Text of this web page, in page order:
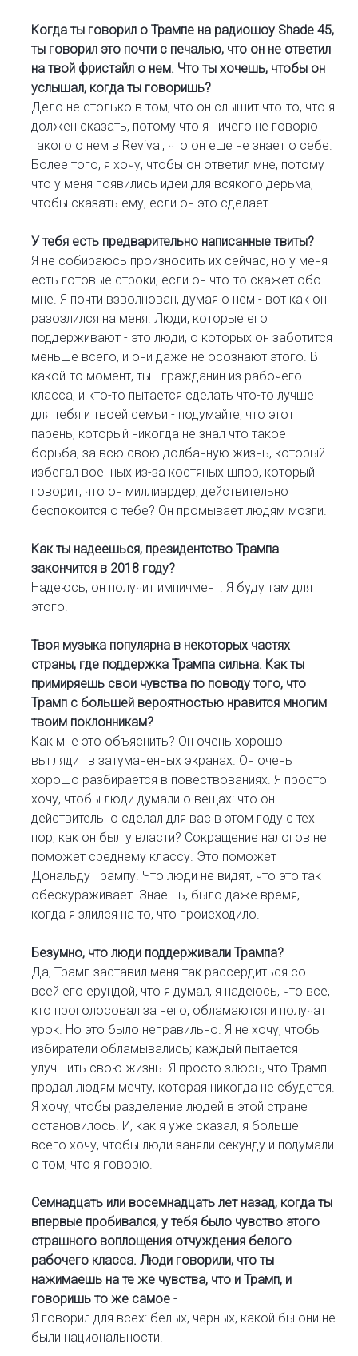
Когда ты говорил о Трампе на радиошоу Shade 45,
ты говорил это почти с печалью, что он не ответил
на твой фристайл о нем. Что ты хочешь, чтобы он
услышал, когда ты говоришь?
Дело не столько в том, что он слышит что-то, что я
должен сказать, потому что я ничего не говорю
такого о нем в Revival, что он еще не знает о себе.
Более того, я хочу, чтобы он ответил мне, потому
что у меня появились идеи для всякого дерьма,
чтобы сказать ему, если он это сделает.
У тебя есть предварительно написанные твиты?
Я не собираюсь произносить их сейчас, но у меня
есть готовые строки, если он что-то скажет обо
мне. Я почти взволнован, думая о нем - вот как он
разозлился на меня. Люди, которые его
поддерживают - это люди, о которых он заботится
меньше всего, и они даже не осознают этого. В
какой-то момент, ты - гражданин из рабочего
класса, и кто-то пытается сделать что-то лучше
для тебя и твоей семьи - подумайте, что этот
парень, который никогда не знал что такое
борьба, за всю свою долбанную жизнь, который
избегал военных из-за костяных шпор, который
говорит, что он миллиардер, действительно
беспокоится о тебе? Он промывает людям мозги.
Как ты надеешься, президентство Трампа
закончится в 2018 году?
Надеюсь, он получит импичмент. Я буду там для
этого.
Твоя музыка популярна в некоторых частях
страны, где поддержка Трампа сильна. Как ты
примиряешь свои чувства по поводу того, что
Трамп с большей вероятностью нравится многим
твоим поклонникам?
Как мне это объяснить? Он очень хорошо
выглядит в затуманенных экранах. Он очень
хорошо разбирается в повествованиях. Я просто
хочу, чтобы люди думали о вещах: что он
действительно сделал для вас в этом году с тех
пор, как он был у власти? Сокращение налогов не
поможет среднему классу. Это поможет
Дональду Трампу. Что люди не видят, что это так
обескураживает. Знаешь, было даже время,
когда я злился на то, что происходило.
Безумно, что люди поддерживали Трампа?
Да, Трамп заставил меня так рассердиться со
всей его ерундой, что я думал, я надеюсь, что все,
кто проголосовал за него, обламаются и получат
урок. Но это было неправильно. Я не хочу, чтобы
избиратели обламывались; каждый пытается
улучшить свою жизнь. Я просто злюсь, что Трамп
продал людям мечту, которая никогда не сбудется.
Я хочу, чтобы разделение людей в этой стране
остановилось. И, как я уже сказал, я больше
всего хочу, чтобы люди заняли секунду и подумали
о том, что я говорю.
Семнадцать или восемнадцать лет назад, когда ты
впервые пробивался, у тебя было чувство этого
страшного воплощения отчуждения белого
рабочего класса. Люди говорили, что ты
нажимаешь на те же чувства, что и Трамп, и
говоришь то же самое -
Я говорил для всех: белых, черных, какой бы они не
были национальности.